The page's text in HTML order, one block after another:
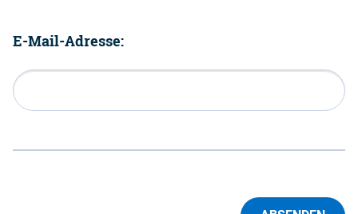
E-Mail-Adresse: